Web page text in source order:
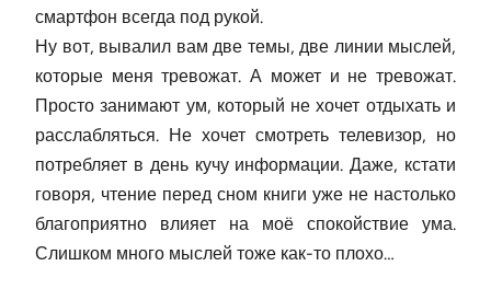
смартфон всегда под рукой.
Ну вот, вывалил вам две темы, две линии мыслей,
которые меня тревожат. А может и не тревожат.
Просто занимают ум, который не хочет отдыхать и
расслабляться. Не хочет смотреть телевизор, но
потребляет в день кучу информации. Даже, кстати
говоря, чтение перед сном книги уже не настолько
благоприятно влияет на моё спокойствие ума.
Слишком много мыслей тоже как-то плохо…